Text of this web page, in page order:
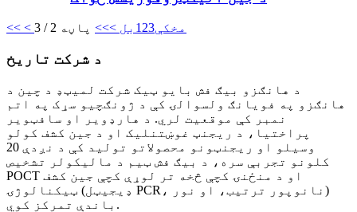
<< < مخکې 1 23 بل >>> پاڼه 2 / 3
د شرکت تاریخ
د هانګزو بیګ فش بایو ټیک شرکت لمیټډ د چین د
هانګزو په فویانګ ولسوالۍ کې د ژونګچیو سړک په اتم
نمبر کې موقعیت لري. د هارډویر او سافټویر
پراختیا، د ریجنټ غوښتنلیک او د جین کشف کولو
وسیلو او ریجنټونو محصولاتو تولید کې د نږدې 20
کلونو تجربې سره، د بیګ فش ټیم د مالیکولر تشخیص
POCT او د منځنۍ کچې څخه تر لوړې کچې جین کشف
ټیکنالوژۍ (ډیجیټل PCR، نانوپور ترتیب، او نور)
باندې تمرکز کوي.